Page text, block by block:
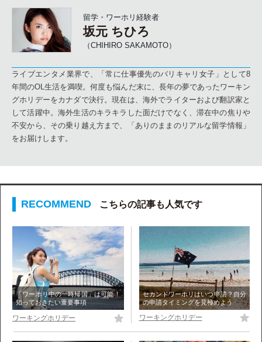
留学・ワーホリ経験者
坂元 ちひろ
（CHIHIRO SAKAMOTO）
ライブエンタメ業界で、「常に仕事優先のバリキャリ女子」として8
年間のOL生活を満喫。何度も悩んだ末に、長年の夢であったワーキン
グホリデーをカナダで決行。現在は、海外でライターおよび翻訳家と
して活躍中。海外生活のキラキラした面だけでなく、滞在中の焦りや
不安から、その乗り越え方まで、「ありのままのリアルな留学情報」
をお届けします。
こちらの記事も人気です
「ワーホリ中の一時帰国」は可能！
知っておきたい重要事項
ワーキングホリデー
セカンドワーホリはいつ申請？自分
の申請タイミングを見極めよう
ワーキングホリデー